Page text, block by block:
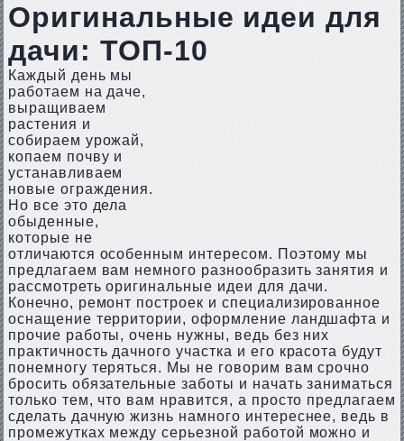
Оригинальные идеи для
дачи: ТОП-10
Каждый день мы
работаем на даче,
выращиваем
растения и
собираем урожай,
копаем почву и
устанавливаем
новые ограждения.
Но все это дела
обыденные,
которые не
отличаются особенным интересом. Поэтому мы
предлагаем вам немного разнообразить занятия и
рассмотреть оригинальные идеи для дачи.
Конечно, ремонт построек и специализированное
оснащение территории, оформление ландшафта и
прочие работы, очень нужны, ведь без них
практичность дачного участка и его красота будут
понемногу теряться. Мы не говорим вам срочно
бросить обязательные заботы и начать заниматься
только тем, что вам нравится, а просто предлагаем
сделать дачную жизнь намного интереснее, ведь в
промежутках между серьезной работой можно и